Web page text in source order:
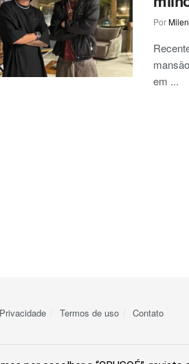
Por
em ...
Termos de uso Contato